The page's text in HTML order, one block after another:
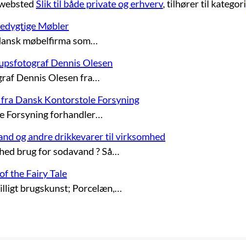
Slik til både private og erhverv, tilhører til kategori
Møbler
møbelfirma som…
Dennis Olesen
Dennis Olesen fra…
Dansk Kontorstole Forsyning
Forsyning forhandler…
og andre drikkevarer til virksomhed
brug for sodavand ? Så…
the Fairy Tale
brugskunst; Porcelæn,…